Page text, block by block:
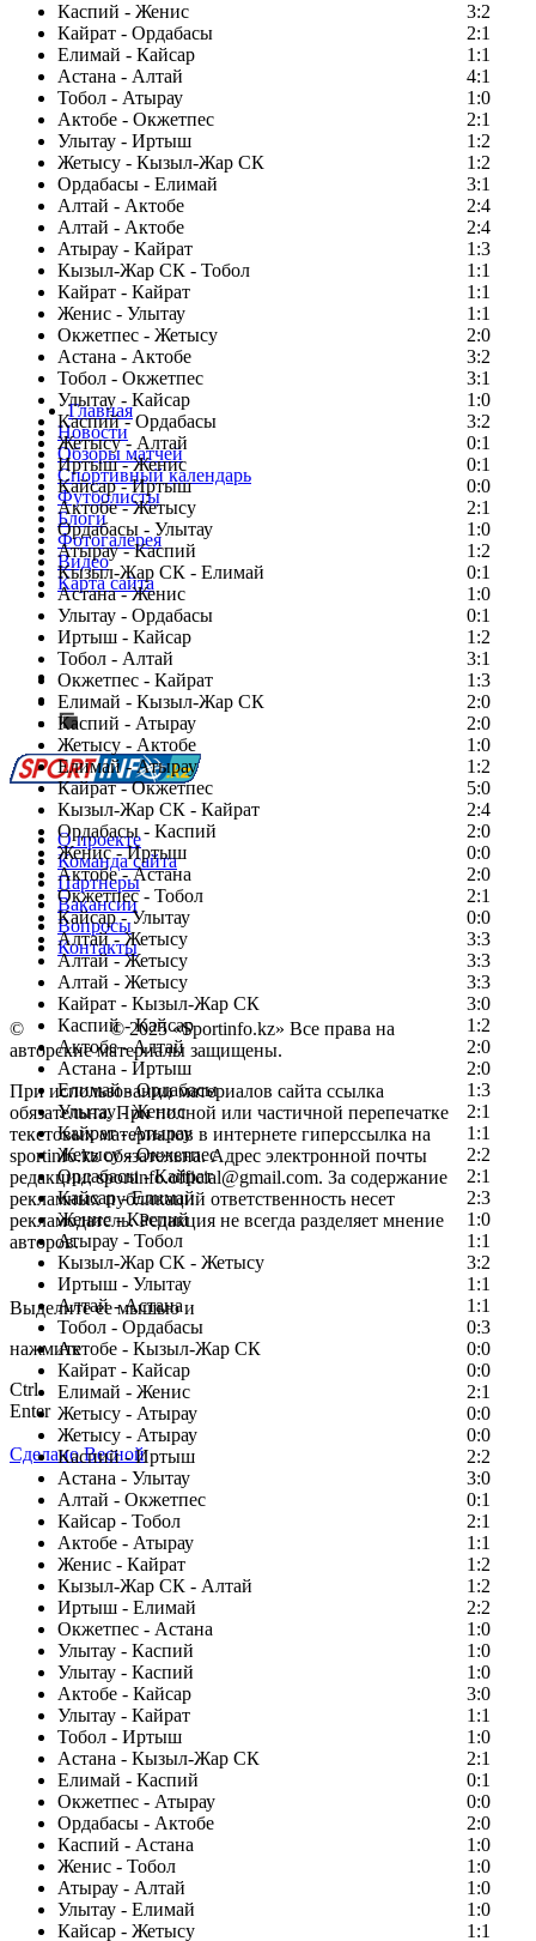
Каспий - Женис
3:2
Кайрат - Ордабасы
2:1
Елимай - Кайсар
1:1
Астана - Алтай
4:1
Тобол - Атырау
1:0
Актобе - Окжетпес
2:1
Улытау - Иртыш
1:2
Жетысу - Кызыл-Жар СК
1:2
Ордабасы - Елимай
3:1
Алтай - Актобе
2:4
Алтай - Актобе
2:4
Атырау - Кайрат
1:3
Кызыл-Жар СК - Тобол
1:1
Кайрат - Кайрат
1:1
Женис - Улытау
1:1
Окжетпес - Жетысу
2:0
Астана - Актобе
3:2
Тобол - Окжетпес
3:1
Улытау - Кайсар
1:0
Каспий - Ордабасы
3:2
Жетысу - Алтай
0:1
Иртыш - Женис
0:1
Кайсар - Иртыш
0:0
Актобе - Жетысу
2:1
Ордабасы - Улытау
1:0
Атырау - Каспий
1:2
Кызыл-Жар СК - Елимай
0:1
Астана - Женис
1:0
Улытау - Ордабасы
0:1
Иртыш - Кайсар
1:2
Тобол - Алтай
3:1
Окжетпес - Кайрат
1:3
Елимай - Кызыл-Жар СК
2:0
Каспий - Атырау
2:0
Жетысу - Актобе
1:0
Елимай - Атырау
1:2
Кайрат - Окжетпес
5:0
Кызыл-Жар СК - Кайрат
2:4
Ордабасы - Каспий
2:0
Женис - Иртыш
0:0
Актобе - Астана
2:0
Окжетпес - Тобол
2:1
Кайсар - Улытау
0:0
Алтай - Жетысу
3:3
Алтай - Жетысу
3:3
Алтай - Жетысу
3:3
Кайрат - Кызыл-Жар СК
3:0
Каспий - Кайсар
1:2
Актобе - Алтай
2:0
Астана - Иртыш
2:0
Елимай - Ордабасы
1:3
Улытау - Женис
2:1
Кайрат - Атырау
1:1
Жетысу - Окжетпес
2:2
Ордабасы - Кайрат
2:1
Кайсар - Елимай
2:3
Женис - Каспий
1:0
Атырау - Тобол
1:1
Кызыл-Жар СК - Жетысу
3:2
Иртыш - Улытау
1:1
Алтай - Астана
1:1
Тобол - Ордабасы
0:3
Актобе - Кызыл-Жар СК
0:0
Кайрат - Кайсар
0:0
Елимай - Женис
2:1
Жетысу - Атырау
0:0
Жетысу - Атырау
0:0
Каспий - Иртыш
2:2
Астана - Улытау
3:0
Алтай - Окжетпес
0:1
Кайсар - Тобол
2:1
Актобе - Атырау
1:1
Женис - Кайрат
1:2
Кызыл-Жар СК - Алтай
1:2
Иртыш - Елимай
2:2
Окжетпес - Астана
1:0
Улытау - Каспий
1:0
Улытау - Каспий
1:0
Актобе - Кайсар
3:0
Улытау - Кайрат
1:1
Тобол - Иртыш
1:0
Астана - Кызыл-Жар СК
2:1
Елимай - Каспий
0:1
Окжетпес - Атырау
0:0
Ордабасы - Актобе
2:0
Каспий - Астана
1:0
Женис - Тобол
1:0
Атырау - Алтай
1:0
Улытау - Елимай
1:0
Кайсар - Жетысу
1:1
Главная
Новости
Обзоры матчей
Спортивный календарь
Футболисты
Блоги
Фотогалерея
Видео
Карта сайта
Есть идея?
Сообщить о мероприятии
Перейти на старый сайт
О проекте
Команда сайта
Партнеры
Вакансии
Вопросы
Контакты
© Copyright© 2025 «Sportinfo.kz» Все права на
авторские материалы защищены.
При использовании материалов сайта ссылка
обязательна. При полной или частичной перепечатке
текстовых материалов в интернете гиперссылка на
sportinfo.kz обязательна. Адрес электронной почты
редакции: sportinfo.official@gmail.com. За содержание
рекламных публикаций ответственность несет
рекламодатель. Редакция не всегда разделяет мнение
авторов.
Заметили ошибку в тексте?
Выделите ее мышью и
нажмите
Ctrl
Enter
Сделано Весной